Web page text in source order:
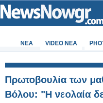
ΝΕΑ VIDEO NEA
Πρωτοβουλία των
Βόλου: "Η νεολαία